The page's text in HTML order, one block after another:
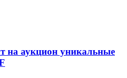
на аукцион уникальные